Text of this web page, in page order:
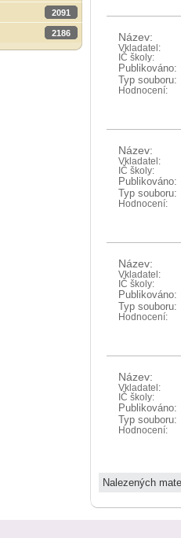
2091
2186 Název:
Vkladatel:
IČ školy:
Publikováno:
Typ souboru:
Hodnocení:
Název:
Vkladatel:
IČ školy:
Publikováno:
Typ souboru:
Hodnocení:
Název:
Vkladatel:
IČ školy:
Publikováno:
Typ souboru:
Hodnocení:
Název:
Vkladatel:
IČ školy:
Publikováno:
Typ souboru:
Hodnocení:
Nalezených